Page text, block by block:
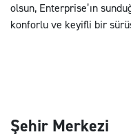
olsun, Enterprise’ın
konforlu ve keyifli bir
Şehir Merkezi